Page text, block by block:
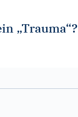
„Trauma“?